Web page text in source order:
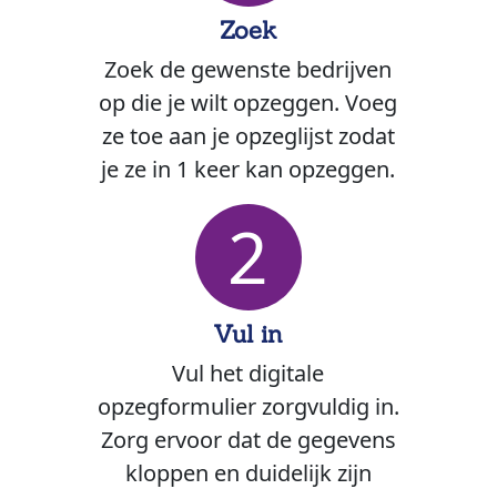
Zoek
Zoek de gewenste bedrijven
op die je wilt opzeggen. Voeg
ze toe aan je opzeglijst zodat
je ze in 1 keer kan opzeggen.
2
Vul in
Vul het digitale
opzegformulier zorgvuldig in.
Zorg ervoor dat de gegevens
kloppen en duidelijk zijn